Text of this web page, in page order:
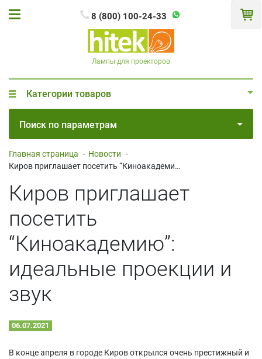
8 (800) 100-24-33
Лампы для проекторов
Категории товаров
Поиск по параметрам
Главная страница - Новости -
Киров приглашает посетить “Киноакадемию”: идеальные проекции и звук
Киров приглашает
посетить
“Киноакадемию”:
идеальные проекции и
звук
06.07.2021
В конце апреля в городе Киров открылся очень престижный и